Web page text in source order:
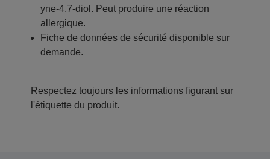
yne-4,7-diol. Peut produire une réaction
allergique.
Fiche de données de sécurité disponible sur
demande.
Respectez toujours les informations figurant sur
l'étiquette du produit.